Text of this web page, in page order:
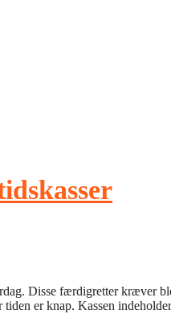
Disse færdigretter kræver
er knap. Kassen